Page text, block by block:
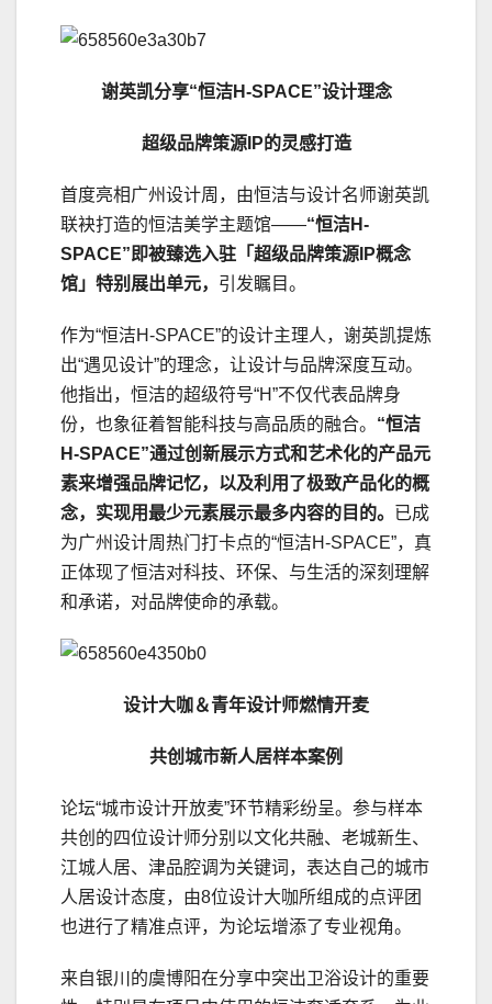
谢英凯分享“恒洁H-SPACE”设计理念
超级品牌策源IP的灵感打造
首度亮相广州设计周，由恒洁与设计名师谢英凯
联袂打造的恒洁美学主题馆——“恒洁H-
SPACE”即被臻选入驻「超级品牌策源IP概念
馆」特别展出单元， 引发瞩目。
作为“恒洁H-SPACE”的设计主理人，谢英凯提炼
出“遇见设计”的理念，让设计与品牌深度互动。
他指出，恒洁的超级符号“H”不仅代表品牌身
份，也象征着智能科技与高品质的融合。 “恒洁
H-SPACE”通过创新展示方式和艺术化的产品元
素来增强品牌记忆，以及利用了极致产品化的概
念，实现用最少元素展示最多内容的目的。
已成
为广州设计周热门打卡点的“恒洁H-SPACE”，真
正体现了恒洁对科技、环保、与生活的深刻理解
和承诺，对品牌使命的承载。
设计大咖＆青年设计师燃情开麦
共创城市新人居样本案例
论坛“城市设计开放麦”环节精彩纷呈。参与样本
共创的四位设计师分别以文化共融、老城新生、
江城人居、津品腔调为关键词，表达自己的城市
人居设计态度，由8位设计大咖所组成的点评团
也进行了精准点评，为论坛增添了专业视角。
来自银川的虞博阳在分享中突出卫浴设计的重要